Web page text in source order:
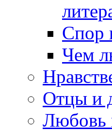
Спор
Чем
Отцы и
Любовь